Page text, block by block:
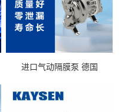
进口气动隔膜泵 德国
输送